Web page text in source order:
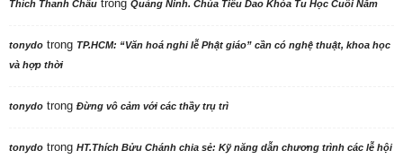
Thích Thanh Châu trong Quảng Ninh. Chùa Tiêu Dao Khóa Tu Học Cuối Năm
tonydo trong TP.HCM: “Văn hoá nghi lễ Phật giáo” cần có nghệ thuật, khoa học
và hợp thời
tonydo trong Đừng vô cảm với các thầy trụ trì
tonydo trong HT.Thích Bửu Chánh chia sẻ: Kỹ năng dẫn chương trình các lễ hội